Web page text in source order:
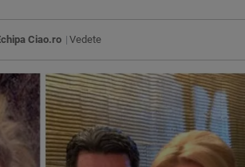
Ciao.ro Vedete